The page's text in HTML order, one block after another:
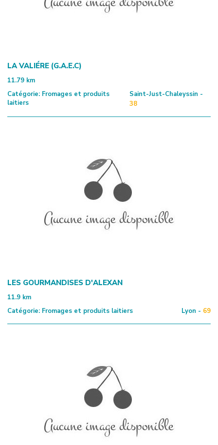
LA VALIÉRE (G.A.E.C)
11.79 km
Catégorie: Fromages et produits
laitiers
Saint-Just-Chaleyssin -
38
LES GOURMANDISES D'ALEXAN
11.9 km
Catégorie: Fromages et produits laitiers Lyon - 69